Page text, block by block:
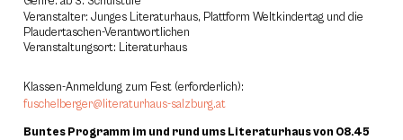
Veranstalter: Junges Literaturhaus, Plattform Weltkindertag und die
Plaudertaschen-Verantwortlichen
Veranstaltungsort: Literaturhaus
Klassen-Anmeldung zum Fest (erforderlich):
fuschelberger@literaturhaus-salzburg.at
Buntes Programm im und rund ums Literaturhaus von 08.45